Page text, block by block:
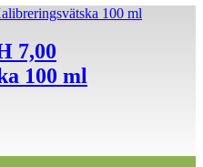
7,00
100 ml